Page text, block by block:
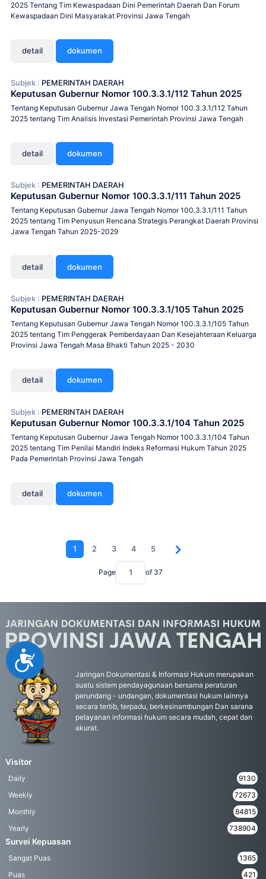
Accessibility
2025 Tentang Tim Kewaspadaan Dini Pemerintah Daerah Dan Forum
Kewaspadaan Dini Masyarakat Provinsi Jawa Tengah
detail dokumen
Subjek : PEMERINTAH DAERAH
Keputusan Gubernur Nomor 100.3.3.1/112 Tahun 2025
Tentang Keputusan Gubernur Jawa Tengah Nomor 100.3.3.1/112 Tahun
2025 tentang Tim Analisis Investasi Pemerintah Provinsi Jawa Tengah
detail dokumen
Subjek : PEMERINTAH DAERAH
Keputusan Gubernur Nomor 100.3.3.1/111 Tahun 2025
Tentang Keputusan Gubernur Jawa Tengah Nomor 100.3.3.1/111 Tahun
2025 tentang Tim Penyusun Rencana Strategis Perangkat Daerah Provinsi
Jawa Tengah Tahun 2025-2029
detail dokumen
Subjek : PEMERINTAH DAERAH
Keputusan Gubernur Nomor 100.3.3.1/105 Tahun 2025
Tentang Keputusan Gubernur Jawa Tengah Nomor 100.3.3.1/105 Tahun
2025 tentang Tim Penggerak Pemberdayaan Dan Kesejahteraan Keluarga
Provinsi Jawa Tengah Masa Bhakti Tahun 2025 - 2030
detail dokumen
Subjek : PEMERINTAH DAERAH
Keputusan Gubernur Nomor 100.3.3.1/104 Tahun 2025
Tentang Keputusan Gubernur Jawa Tengah Nomor 100.3.3.1/104 Tahun
2025 tentang Tim Penilai Mandiri Indeks Reformasi Hukum Tahun 2025
Pada Pemerintah Provinsi Jawa Tengah
detail dokumen
1 2 3 4 5
Page of 37
Jaringan Dokumentasi & Informasi Hukum merupakan
suatu sistem pendayagunaan bersama peraturan
perundang - undangan, dokumentasi hukum lainnya
secara tertib, terpadu, berkesinambungan Dan sarana
pelayanan informasi hukum secara mudah, cepat dan
akurat.
Visitor
Daily
9130
Weekly
72673
Monthly
84815
Yearly
738904
Survei Kepuasan
Sangat Puas
1365
Puas
421